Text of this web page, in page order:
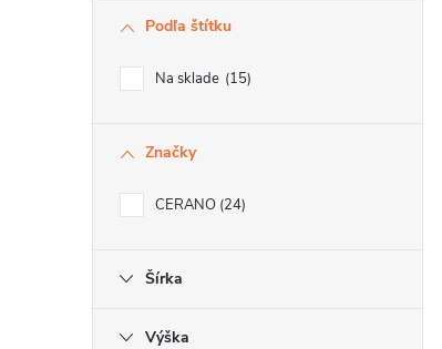
Podľa štítku
Na sklade 15
Značky
CERANO 24
Šírka
Výška